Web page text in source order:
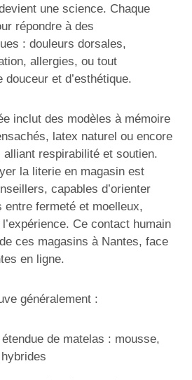
une science. Chaque
répondre à des
: douleurs dorsales,
allergies, ou tout
et d’esthétique.
inclut des modèles à mémoire
latex naturel ou encore
respirabilité et soutien.
la literie en magasin est
capables d’orienter
fermeté et moelleux,
Ce contact humain
ces magasins à Nantes, face
en ligne.
généralement :
de matelas : mousse,